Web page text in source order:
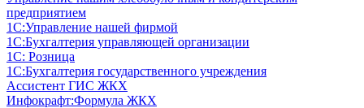
предприятием
1С:Управление нашей фирмой
1С:Бухгалтерия управляющей организации
1С: Розница
1С:Бухгалтерия государственного учреждения
Ассистент ГИС ЖКХ
Инфокрафт:Формула ЖКХ